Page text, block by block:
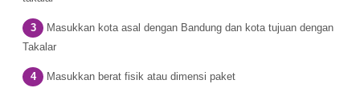
Masukkan kota asal dengan Bandung dan kota tujuan dengan
Takalar
Masukkan berat fisik atau dimensi paket